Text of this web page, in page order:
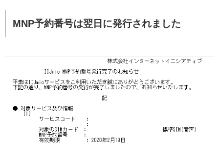
MNP予約番号は翌日に発行されました